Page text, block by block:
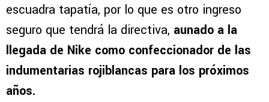
escuadra tapatía, por lo que es otro ingreso
seguro que tendrá la directiva, aunado a la
llegada de Nike como confeccionador de las
indumentarias rojiblancas para los próximos
años.